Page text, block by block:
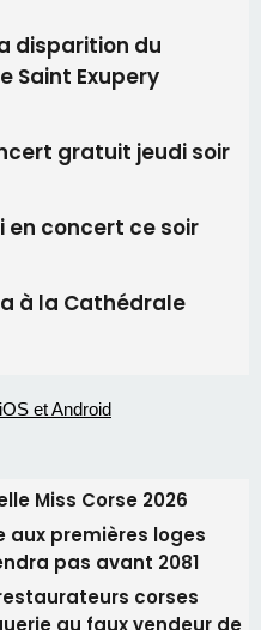
Marie et
du tournoi du
disparition du
Saint Exupery
concert ce soir
à la Cathédrale